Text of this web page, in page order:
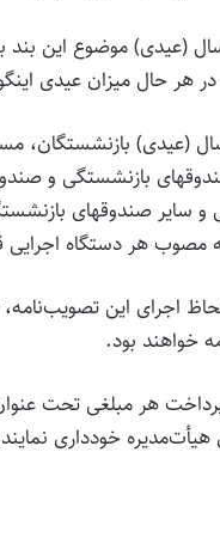
آخر سال (عیدی) موضوع
(عیدی) بازنشستگان،
بازنشستگی و
سایر صندوقهای
لحاظ اجرای این
خواهند بود.
هر مبلغی تحت
خودداری